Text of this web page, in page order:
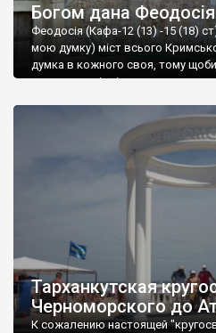
Богом дана
Феодосія (Кафа-12 (13) -15 (18)
мою думку) міст всього
думка в кожного своя, тому щоби
запрошую відвідати це
Тарханкутская
Черноморского до
К сожалению настоящей